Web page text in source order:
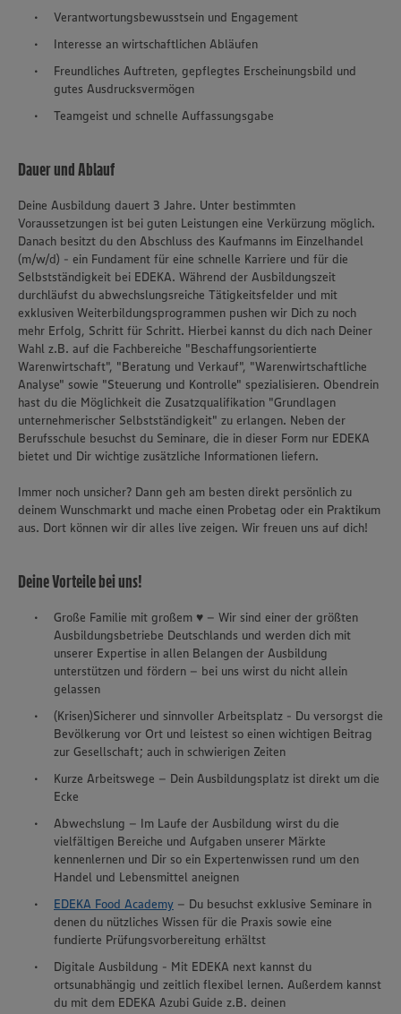
Verantwortungsbewusstsein und Engagement
Interesse an wirtschaftlichen Abläufen
Freundliches Auftreten, gepflegtes Erscheinungsbild und
gutes Ausdrucksvermögen
Teamgeist und schnelle Auffassungsgabe
Dauer und Ablauf
Deine Ausbildung dauert 3 Jahre. Unter bestimmten
Voraussetzungen ist bei guten Leistungen eine Verkürzung möglich.
Danach besitzt du den Abschluss des Kaufmanns im Einzelhandel
(m/w/d) - ein Fundament für eine schnelle Karriere und für die
Selbstständigkeit bei EDEKA. Während der Ausbildungszeit
durchläufst du abwechslungsreiche Tätigkeitsfelder und mit
exklusiven Weiterbildungsprogrammen pushen wir Dich zu noch
mehr Erfolg, Schritt für Schritt. Hierbei kannst du dich nach Deiner
Wahl z.B. auf die Fachbereiche "Beschaffungsorientierte
Warenwirtschaft", "Beratung und Verkauf", "Warenwirtschaftliche
Analyse" sowie "Steuerung und Kontrolle" spezialisieren. Obendrein
hast du die Möglichkeit die Zusatzqualifikation "Grundlagen
unternehmerischer Selbstständigkeit" zu erlangen. Neben der
Berufsschule besuchst du Seminare, die in dieser Form nur EDEKA
bietet und Dir wichtige zusätzliche Informationen liefern.
Immer noch unsicher? Dann geh am besten direkt persönlich zu
deinem Wunschmarkt und mache einen Probetag oder ein Praktikum
aus. Dort können wir dir alles live zeigen. Wir freuen uns auf dich!
Deine Vorteile bei uns!
Große Familie mit großem ♥ – Wir sind einer der größten
Ausbildungsbetriebe Deutschlands und werden dich mit
unserer Expertise in allen Belangen der Ausbildung
unterstützen und fördern – bei uns wirst du nicht allein
gelassen
(Krisen)Sicherer und sinnvoller Arbeitsplatz - Du versorgst die
Bevölkerung vor Ort und leistest so einen wichtigen Beitrag
zur Gesellschaft; auch in schwierigen Zeiten
Kurze Arbeitswege – Dein Ausbildungsplatz ist direkt um die
Ecke
Abwechslung – Im Laufe der Ausbildung wirst du die
vielfältigen Bereiche und Aufgaben unserer Märkte
kennenlernen und Dir so ein Expertenwissen rund um den
Handel und Lebensmittel aneignen
EDEKA Food Academy – Du besuchst exklusive Seminare in
denen du nützliches Wissen für die Praxis sowie eine
fundierte Prüfungsvorbereitung erhältst
Digitale Ausbildung - Mit EDEKA next kannst du
ortsunabhängig und zeitlich flexibel lernen. Außerdem kannst
du mit dem EDEKA Azubi Guide z.B. deinen